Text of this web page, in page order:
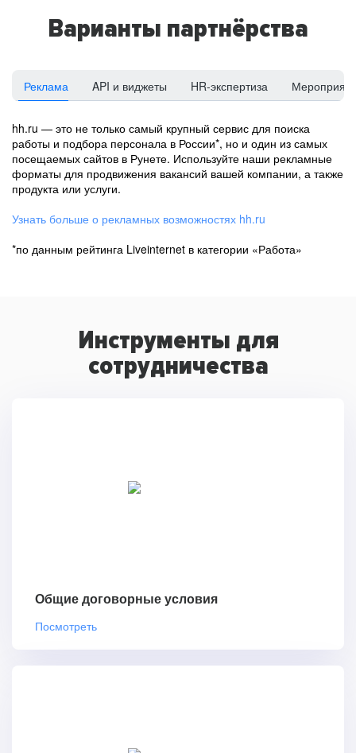
Варианты партнёрства
Реклама API и виджеты HR-экспертиза
hh.ru — это не только самый крупный сервис для поиска
работы и подбора персонала в России*, но и один из самых
посещаемых сайтов в Рунете. Используйте наши рекламные
форматы для продвижения вакансий вашей компании, а также
продукта или услуги.
Узнать больше о рекламных возможностях hh.ru
*по данным рейтинга Liveinternet в категории «Работа»
Инструменты для
сотрудничества
Общие договорные условия
Посмотреть